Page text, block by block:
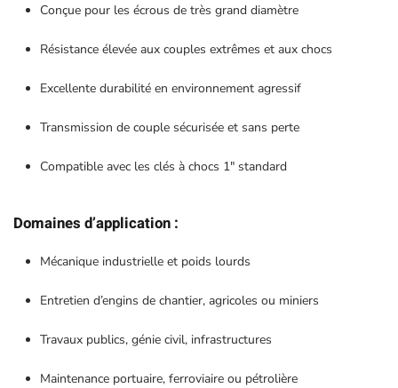
Conçue pour les écrous de très grand diamètre
Résistance élevée aux couples extrêmes et aux chocs
Excellente durabilité en environnement agressif
Transmission de couple sécurisée et sans perte
Compatible avec les clés à chocs 1″ standard
Domaines d’application :
Mécanique industrielle et poids lourds
Entretien d’engins de chantier, agricoles ou miniers
Travaux publics, génie civil, infrastructures
Maintenance portuaire, ferroviaire ou pétrolière